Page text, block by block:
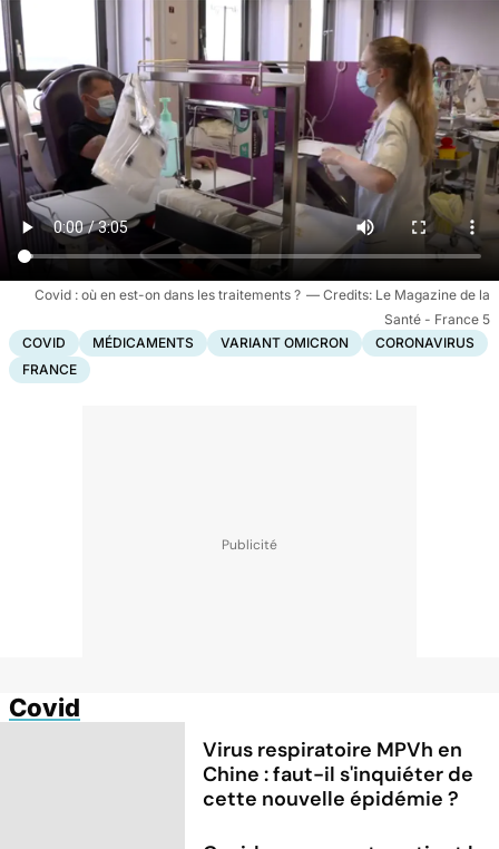
Covid : où en est-on dans les traitements ?
Le Magazine de la
Santé - France 5
COVID
MÉDICAMENTS VARIANT OMICRON
CORONAVIRUS
FRANCE
Covid
Virus respiratoire MPVh en
Chine : faut-il s'inquiéter de
cette nouvelle épidémie ?